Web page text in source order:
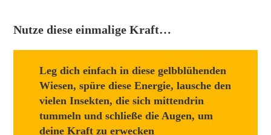
Nutze diese einmalige Kraft…
Leg dich einfach in diese gelbblühenden
Wiesen, spüre diese Energie, lausche den
vielen Insekten, die sich mittendrin
tummeln und schließe die Augen, um
deine Kraft zu erwecken